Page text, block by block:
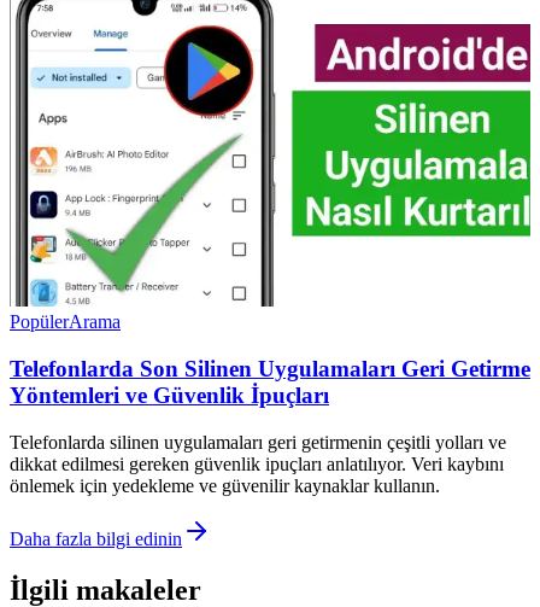
PopülerArama
Telefonlarda Son Silinen Uygulamaları Geri Getirme
Yöntemleri ve Güvenlik İpuçları
Telefonlarda silinen uygulamaları geri getirmenin çeşitli yolları ve
dikkat edilmesi gereken güvenlik ipuçları anlatılıyor. Veri kaybını
önlemek için yedekleme ve güvenilir kaynaklar kullanın.
Daha fazla bilgi edinin
İlgili makaleler